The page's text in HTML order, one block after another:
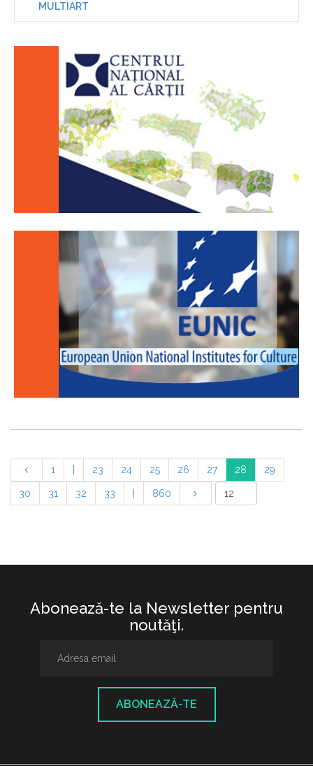
MULTIART
1 23 24 25 26 27 28 29
30 31 32 33 860
Abonează-te la Newsletter pentru
noutăţi.
ABONEAZĂ-TE